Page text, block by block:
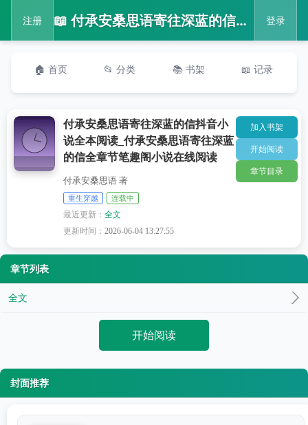
注册 📖 付承安桑思语寄往深蓝的信抖音小说全本阅读_付承安桑思语寄往深蓝的信全章节笔趣阁小说在线阅读 登录
🏠 首页 📂 分类 📚 书架 📖 记录
付承安桑思语寄往深蓝的信抖音小
说全本阅读_付承安桑思语寄往深蓝
的信全章节笔趣阁小说在线阅读
付承安桑思语 著
重生穿越 连载中
最近更新：全文
更新时间：2026-06-04 13:27:55
加入书架
开始阅读
章节目录
章节列表
全文
开始阅读
封面推荐